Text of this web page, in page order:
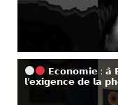
𝗘𝗰𝗼𝗻𝗼𝗺𝗶𝗲 : 𝗮̀
𝗹’𝗲𝘅𝗶𝗴𝗲𝗻𝗰𝗲 𝗱𝗲 𝗹𝗮